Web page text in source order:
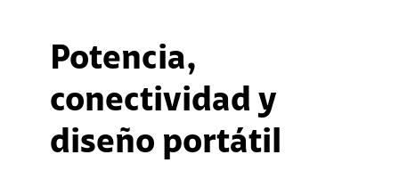
Potencia,
conectividad y
diseño portátil